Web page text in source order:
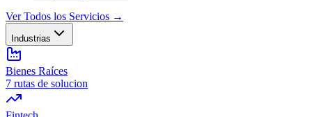
Ver Todos los Servicios →
Industrias
Bienes Raíces
7 rutas de solucion